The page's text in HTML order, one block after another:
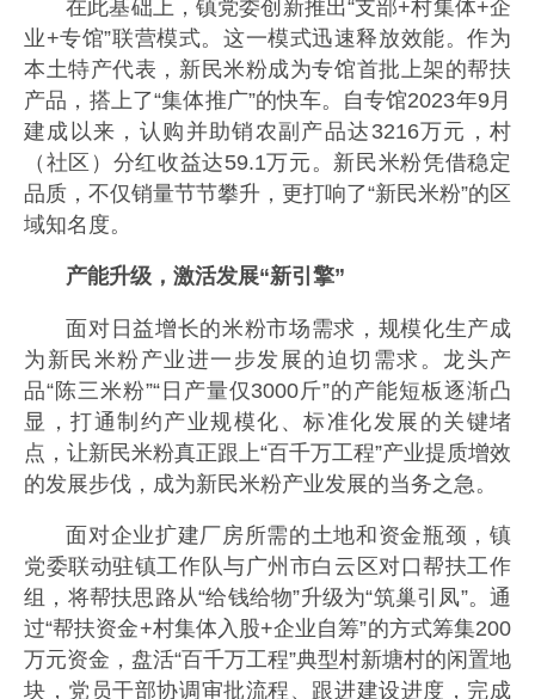
在此基础上，镇党委创新推出“支部+村集体+企
业+专馆”联营模式。这一模式迅速释放效能。作为
本土特产代表，新民米粉成为专馆首批上架的帮扶
产品，搭上了“集体推广”的快车。自专馆2023年9月
建成以来，认购并助销农副产品达3216万元，村
（社区）分红收益达59.1万元。新民米粉凭借稳定
品质，不仅销量节节攀升，更打响了“新民米粉”的区
域知名度。
产能升级，激活发展“新引擎”
面对日益增长的米粉市场需求，规模化生产成
为新民米粉产业进一步发展的迫切需求。龙头产
品“陈三米粉”“日产量仅3000斤”的产能短板逐渐凸
显，打通制约产业规模化、标准化发展的关键堵
点，让新民米粉真正跟上“百千万工程”产业提质增效
的发展步伐，成为新民米粉产业发展的当务之急。
面对企业扩建厂房所需的土地和资金瓶颈，镇
党委联动驻镇工作队与广州市白云区对口帮扶工作
组，将帮扶思路从“给钱给物”升级为“筑巢引凤”。通
过“帮扶资金+村集体入股+企业自筹”的方式筹集200
万元资金，盘活“百千万工程”典型村新塘村的闲置地
块，党员干部协调审批流程、跟进建设进度，完成